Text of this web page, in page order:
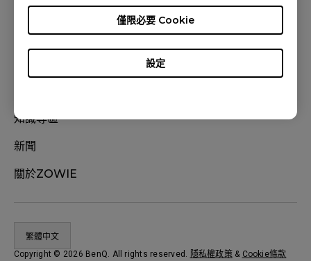
設定
僅限必要 Cookie
下載
產品註冊
知識專區
新聞
關於ZOWIE
繁體中文
Copyright © 2026 BenQ. All rights reserved. 隱私權政策& Cookie條款